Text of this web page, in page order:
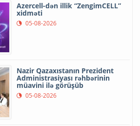
Azercell-dən illik “ZengimCELL”
xidməti
05-08-2026
Nazir Qazaxıstanın Prezident
Administrasiyası rəhbərinin
müavini ilə görüşüb
05-08-2026